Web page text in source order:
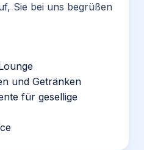
Sie bei uns begrüßen
und Getränken
für gesellige